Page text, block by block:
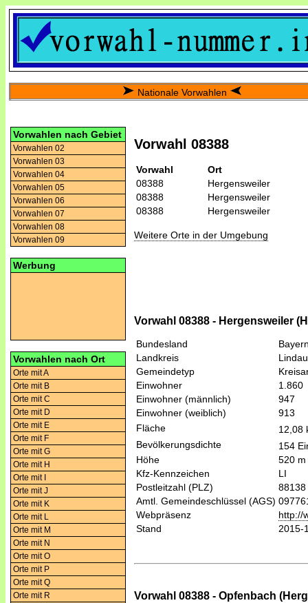
Nationale Vorwahlen
Vorwahlen nach Gebiet
Vorwahlen 02
Vorwahlen 03
Vorwahlen 04
Vorwahlen 05
Vorwahlen 06
Vorwahlen 07
Vorwahlen 08
Vorwahlen 09
Werbung
Vorwahlen nach Ort
Orte mit A
Orte mit B
Orte mit C
Orte mit D
Orte mit E
Orte mit F
Orte mit G
Orte mit H
Orte mit I
Orte mit J
Orte mit K
Orte mit L
Orte mit M
Orte mit N
Orte mit O
Orte mit P
Orte mit Q
Orte mit R
Vorwahl 08388
Vorwahl
Ort
08388
Hergensweiler
08388
Hergensweiler
08388
Hergensweiler
Weitere Orte in der Umgebung
Vorwahl 08388 - Hergensweiler
Bundesland
Landkreis
Gemeindetyp
Einwohner
1.860
Einwohner (männlich)
947
Einwohner (weiblich)
913
Fläche
12,08
Bevölkerungsdichte
154
Höhe
520 m
Kfz-Kennzeichen
LI
Postleitzahl (PLZ)
88138
Amtl. Gemeindeschlüssel (AGS)
Webpräsenz
http://
Stand
2015-
Vorwahl 08388 - Opfenbach